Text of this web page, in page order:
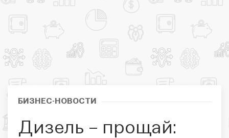
БИЗНЕС-НОВОСТИ
Дизель – прощай: